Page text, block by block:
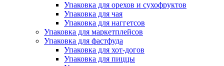
Упаковка для орехов и сухофруктов
Упаковка для чая
Упаковка для наггетсов
Упаковка для маркетплейсов
Упаковка для фастфуда
Упаковка для хот-догов
Упаковка для пиццы